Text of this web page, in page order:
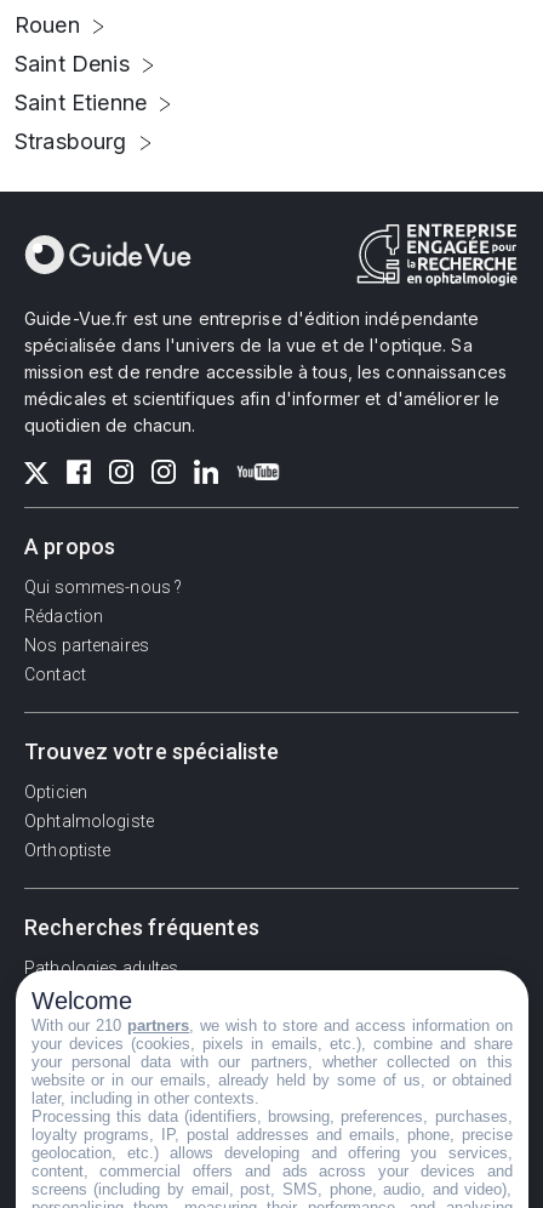
Rouen
Saint Denis
Saint Etienne
Strasbourg
Guide-Vue.fr est une entreprise d'édition indépendante
spécialisée dans l'univers de la vue et de l'optique. Sa
mission est de rendre accessible à tous, les connaissances
médicales et scientifiques afin d'informer et d'améliorer le
quotidien de chacun.
A propos
Qui sommes-nous ?
Rédaction
Nos partenaires
Contact
Trouvez votre spécialiste
Opticien
Ophtalmologiste
Orthoptiste
Recherches fréquentes
Pathologies adultes
Signes d'une urgence ophtalmologique
La vision
Acuité visuelle
Myosis / mydriase
Œdème oculaire
©GuideVue2024
Welcome
With our 210 partners , we wish to store and access information on
your devices (cookies, pixels in emails, etc.), combine and share
your personal data with our partners, whether collected on this
website or in our emails, already held by some of us, or obtained
later, including in other contexts.
Processing this data (identifiers, browsing, preferences, purchases,
loyalty programs, IP, postal addresses and emails, phone, precise
geolocation, etc.) allows developing and offering you services,
content, commercial offers and ads across your devices and
screens (including by email, post, SMS, phone, audio, and video),